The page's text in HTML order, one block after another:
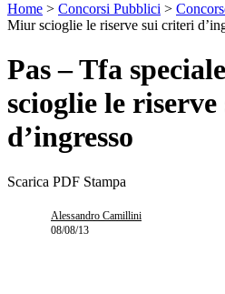
Lorem ipsum dolor sit amet
Lorem ipsum dolor sit amet
Home > Concorsi Pubblici >
Miur scioglie le riserve sui criteri
Pas – Tfa
scioglie le
d’ingresso
Scarica PDF Stampa
Alessandro Camillini
08/08/13